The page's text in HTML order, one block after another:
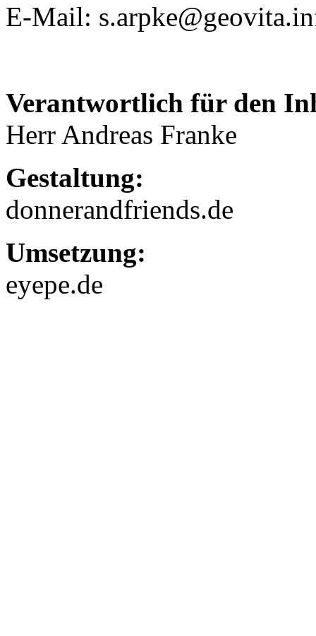
E-Mail:
Verantwortlich für den
Herr Andreas Franke
Gestaltung:
donnerandfriends.de
Umsetzung:
eyepe.de